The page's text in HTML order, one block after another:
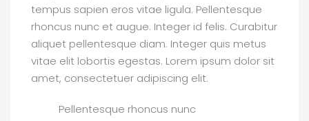
tempus sapien eros vitae ligula. Pellentesque
rhoncus nunc et augue. Integer id felis. Curabitur
aliquet pellentesque diam. Integer quis metus
vitae elit lobortis egestas. Lorem ipsum dolor sit
amet, consectetuer adipiscing elit.
Pellentesque rhoncus nunc